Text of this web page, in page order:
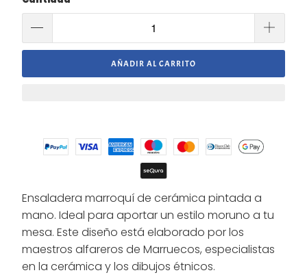
AÑADIR AL CARRITO
Ensaladera marroquí de cerámica pintada a
mano. Ideal para aportar un estilo moruno a tu
mesa. Este diseño está elaborado por los
maestros alfareros de Marruecos, especialistas
en la cerámica y los dibujos étnicos.